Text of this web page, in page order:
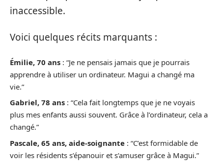
inaccessible.
Voici quelques récits marquants :
Émilie, 70 ans : “Je ne pensais jamais que je pourrais
apprendre à utiliser un ordinateur. Magui a changé ma
vie.”
Gabriel, 78 ans : “Cela fait longtemps que je ne voyais
plus mes enfants aussi souvent. Grâce à l’ordinateur, cela a
changé.”
Pascale, 65 ans, aide-soignante : “C’est formidable de
voir les résidents s’épanouir et s’amuser grâce à Magui.”